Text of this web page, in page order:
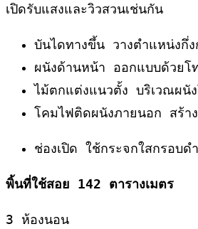
เปิดรับแสงและวิวสวนเช่นกัน
บันไดทางขึ้น วางตำแหน่งกึ่
ผนังด้านหน้า ออกแบบด้วยโ
ไม้ตกแต่งแนวตั้ง บริเวณผนั
โคมไฟติดผนังภายนอก สร้า
ช่องเปิด ใช้กระจกใสกรอบ
พิ้นที่ใช้สอย 142 ตารางเมตร
3 ห้องนอน